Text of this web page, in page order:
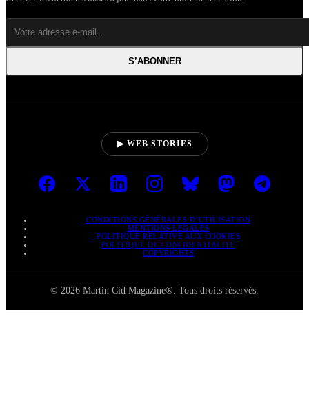
S’ABONNER
▶ WEB STORIES
CONDITIONS GÉNÉRALES D’UTILISATION
MENTIONS LÉGALES
POLITIQUE RELATIVE AUX COOKIES
POLITIQUE DE CONFIDENTIALITÉ
COPYRIGHTS
© 2026 Martin Cid Magazine®. Tous droits réservés.